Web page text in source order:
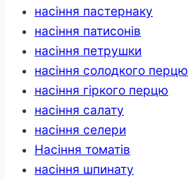
насіння пастернаку
насіння патисонів
насіння петрушки
насіння солодкого перцю
насіння гіркого перцю
насіння салату
насіння селери
Насіння томатів
насіння шпинату